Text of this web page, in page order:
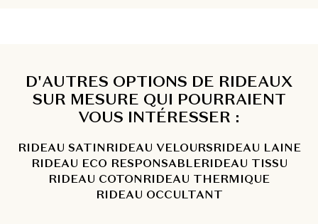
D'AUTRES OPTIONS DE RIDEAUX
SUR MESURE QUI POURRAIENT
VOUS INTÉRESSER :
RIDEAU SATINRIDEAU VELOURSRIDEAU LAINE
RIDEAU ECO RESPONSABLERIDEAU TISSU
RIDEAU COTONRIDEAU THERMIQUE
RIDEAU OCCULTANT